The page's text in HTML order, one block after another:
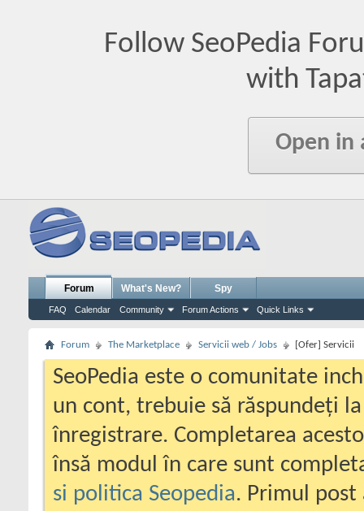
Follow SeoPedia
with
Open in
Forum
FAQ Calendar Community Forum Actions Quick Links
What's New? Spy
Forum The Marketplace Servicii web / Jobs [Ofer] Servicii
SeoPedia este o comunitate
un cont, trebuie să răspundeți
înregistrare. Completarea
însă modul în care sunt
si politica Seopedia. Primul